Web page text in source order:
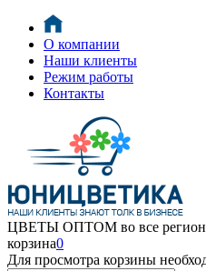
О компании
Наши клиенты
Режим работы
Контакты
ЦВЕТЫ ОПТОМ во все
корзина0
Для просмотра корзины